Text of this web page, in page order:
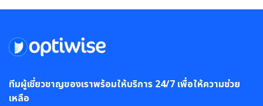
ทีมผู้เชี่ยวชาญของเราพร้อมให้บริการ 24/7 เพื่อให้ความช่วย
เหลือ